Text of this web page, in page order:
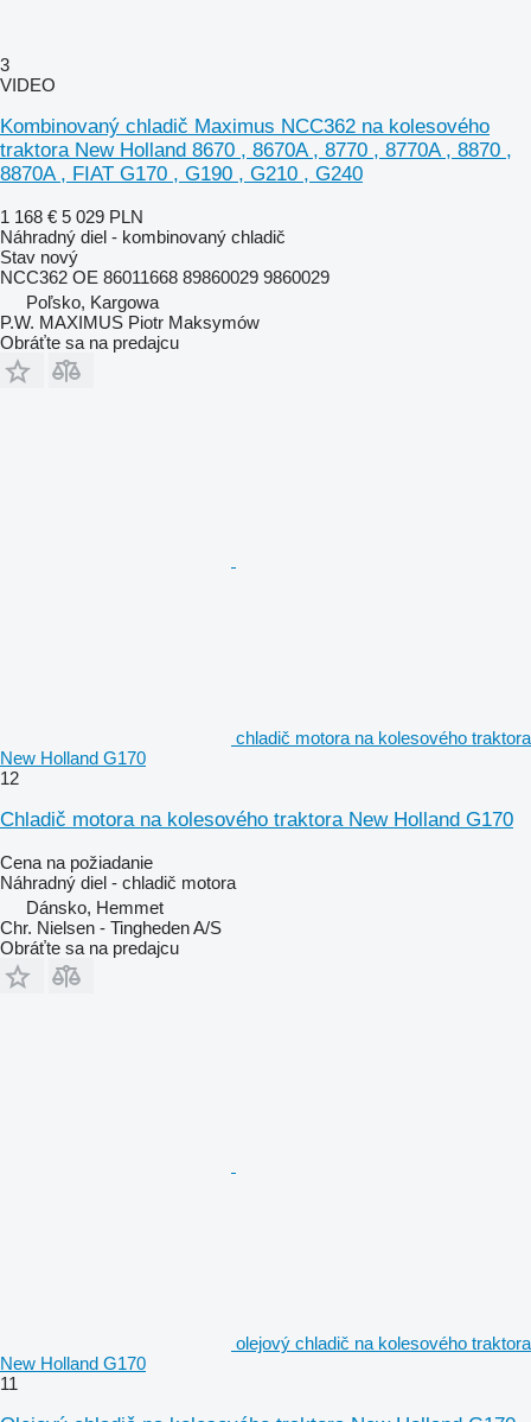
3
VIDEO
Kombinovaný chladič Maximus NCC362 na kolesového
traktora New Holland 8670 , 8670A , 8770 , 8770A , 8870 ,
8870A , FIAT G170 , G190 , G210 , G240
1 168 € 5 029 PLN
Náhradný diel - kombinovaný chladič
Stav nový
NCC362 OE 86011668 89860029 9860029
Poľsko, Kargowa
P.W. MAXIMUS Piotr Maksymów
Obráťte sa na predajcu
chladič motora na kolesového traktora
New Holland G170
12
Chladič motora na kolesového traktora New Holland G170
Cena na požiadanie
Náhradný diel - chladič motora
Dánsko, Hemmet
Chr. Nielsen - Tingheden A/S
Obráťte sa na predajcu
olejový chladič na kolesového traktora
New Holland G170
11